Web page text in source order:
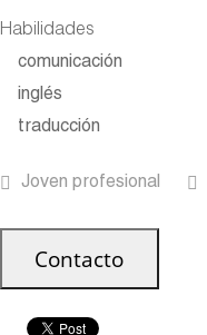
Habilidades
comunicación
inglés
traducción
Joven profesional